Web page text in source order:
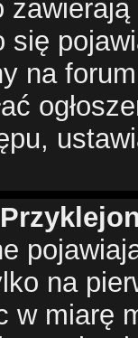
na
na
w miarę